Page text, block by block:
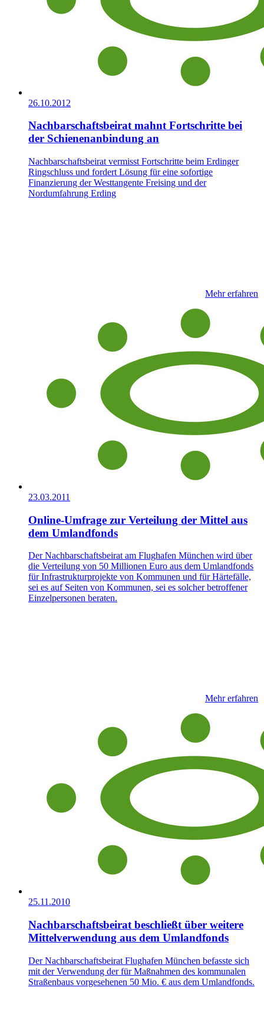
26.10.2012
Nachbarschaftsbeirat mahnt Fortschritte bei
der Schienenanbindung an
Nachbarschaftsbeirat vermisst Fortschritte beim Erdinger
Ringschluss und fordert Lösung für eine sofortige
Finanzierung der Westtangente Freising und der
Nordumfahrung Erding
Mehr erfahren
23.03.2011
Online-Umfrage zur Verteilung der Mittel aus
dem Umlandfonds
Der Nachbarschaftsbeirat am Flughafen München wird über
die Verteilung von 50 Millionen Euro aus dem Umlandfonds
für Infrastrukturprojekte von Kommunen und für Härtefälle,
sei es auf Seiten von Kommunen, sei es solcher betroffener
Einzelpersonen beraten.
Mehr erfahren
25.11.2010
Nachbarschaftsbeirat beschließt über weitere
Mittelverwendung aus dem Umlandfonds
Der Nachbarschaftsbeirat Flughafen München befasste sich
mit der Verwendung der für Maßnahmen des kommunalen
Straßenbaus vorgesehenen 50 Mio. € aus dem Umlandfonds.